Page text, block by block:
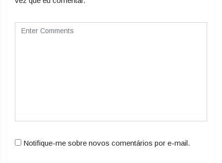
Notifique-me sobre novos comentários por e-mail.